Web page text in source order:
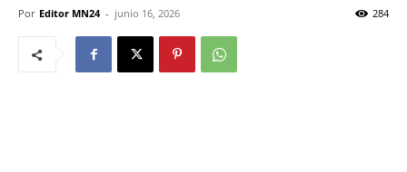
Por Editor MN24 - junio 16, 2026 284